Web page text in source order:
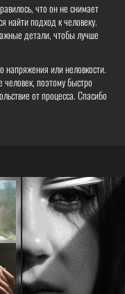
что он не снимает
найти подход к человеку.
детали, чтобы лучше
напряжения или неловкости.
поэтому быстро
от процесса. Спасибо